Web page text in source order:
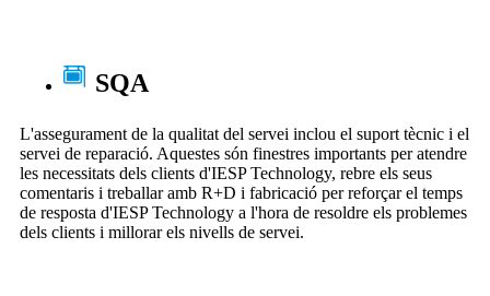
SQA
L'assegurament de la qualitat del servei inclou el suport tècnic i el
servei de reparació. Aquestes són finestres importants per atendre
les necessitats dels clients d'IESP Technology, rebre els seus
comentaris i treballar amb R+D i fabricació per reforçar el temps
de resposta d'IESP Technology a l'hora de resoldre els problemes
dels clients i millorar els nivells de servei.